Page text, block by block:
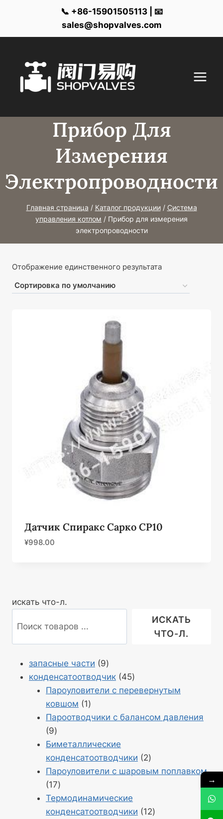
📞 +86-15901505113 | 📧
sales@shopvalves.com
контенту
Прибор Для
Измерения
Электропроводности
Главная страница / Каталог продукции / Система
управления котлом / Прибор для измерения
электропроводности
Отображение единственного результата
Датчик Спиракс Сарко CP10
¥998.00
искать что-л.
ИСКАТЬ
ЧТО-Л.
запасные части 9Продукция
9
конденсатоотводчик 45Продукция
45
Пароуловители с перевернутым
ковшом
1Продукт
1
Пароотводчики с балансом давления
9Продукция
9
Биметаллические
конденсатоотводчики
2Продукция
2
Пароуловители с шаровым поплавком
17Продукция
17
Термодинамические
конденсатоотводчики
12Продукция
→